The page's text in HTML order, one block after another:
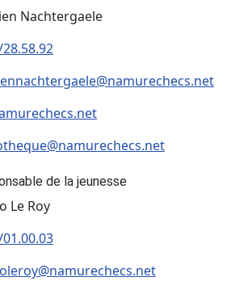
Nachtergaele
de la jeunesse
Le Roy